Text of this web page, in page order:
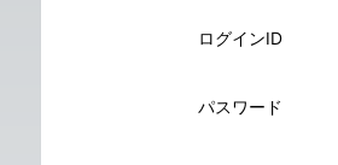
ログインID
パスワード